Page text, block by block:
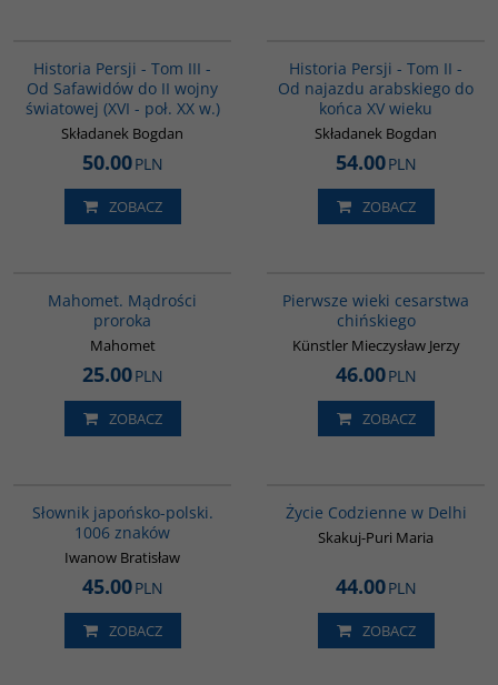
Historia Persji - Tom III -
Od Safawidów do II wojny
światowej (XVI - poł. XX w.)
Składanek Bogdan
50.00PLN
ZOBACZ
Historia Persji - Tom II -
Od najazdu arabskiego do
końca XV wieku
Składanek Bogdan
54.00PLN
ZOBACZ
Mahomet. Mądrości
proroka
Mahomet
25.00PLN
ZOBACZ
Pierwsze wieki cesarstwa
chińskiego
Künstler Mieczysław Jerzy
46.00PLN
ZOBACZ
Słownik japońsko-polski.
1006 znaków
Iwanow Bratisław
45.00PLN
ZOBACZ
Życie Codzienne w Delhi
Skakuj-Puri Maria
44.00PLN
ZOBACZ